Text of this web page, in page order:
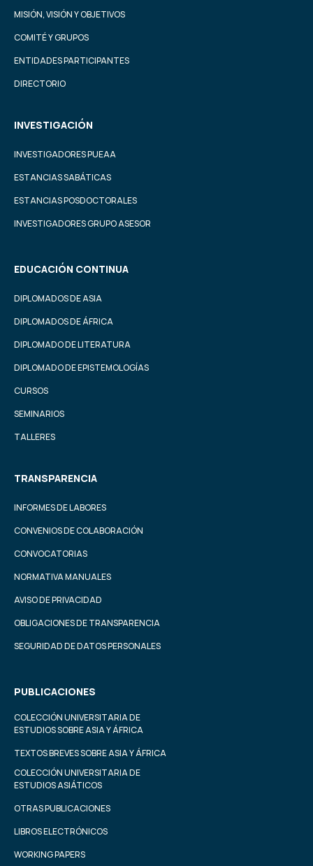
MISIÓN, VISIÓN Y OBJETIVOS
COMITÉ Y GRUPOS
ENTIDADES PARTICIPANTES
DIRECTORIO
INVESTIGACIÓN
INVESTIGADORES PUEAA
ESTANCIAS SABÁTICAS
ESTANCIAS POSDOCTORALES
INVESTIGADORES GRUPO ASESOR
EDUCACIÓN CONTINUA
DIPLOMADOS DE ASIA
DIPLOMADOS DE ÁFRICA
DIPLOMADO DE LITERATURA
DIPLOMADO DE EPISTEMOLOGÍAS
CURSOS
SEMINARIOS
TALLERES
TRANSPARENCIA
INFORMES DE LABORES
CONVENIOS DE COLABORACIÓN
CONVOCATORIAS
NORMATIVA MANUALES
AVISO DE PRIVACIDAD
OBLIGACIONES DE TRANSPARENCIA
SEGURIDAD DE DATOS PERSONALES
PUBLICACIONES
COLECCIÓN UNIVERSITARIA DE
ESTUDIOS SOBRE ASIA Y ÁFRICA
TEXTOS BREVES SOBRE ASIA Y ÁFRICA
COLECCIÓN UNIVERSITARIA DE
ESTUDIOS ASIÁTICOS
OTRAS PUBLICACIONES
LIBROS ELECTRÓNICOS
WORKING PAPERS